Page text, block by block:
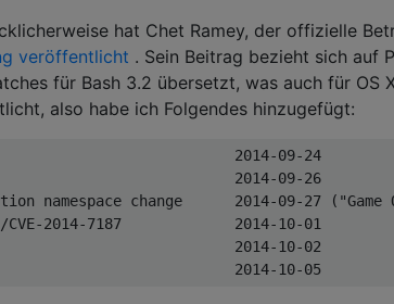
hat Chet Ramey, der offizielle
veröffentlicht . Sein Beitrag bezieht sich auf
für Bash 3.2 übersetzt, was auch für OS
also habe ich Folgendes hinzugefügt:
2014-09-24
2014-09-26
namespace change      2014-09-27 ("Game
CVE-2014-7187             2014-10-01
2014-10-02
2014-10-05